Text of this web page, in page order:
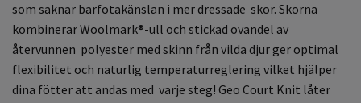
som saknar barfotakänslan i mer dressade skor. Skorna
kombinerar Woolmark®-ull och stickad ovandel av
återvunnen polyester med skinn från vilda djur ger optimal
flexibilitet och naturlig temperaturreglering vilket hjälper
dina fötter att andas med varje steg! Geo Court Knit låter